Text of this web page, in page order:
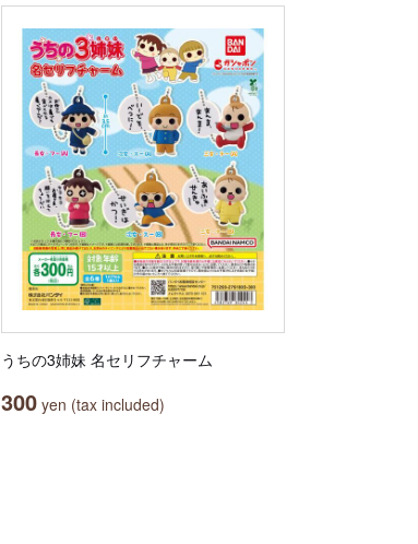
うちの3姉妹 名セリフチャーム
300 yen (tax included)